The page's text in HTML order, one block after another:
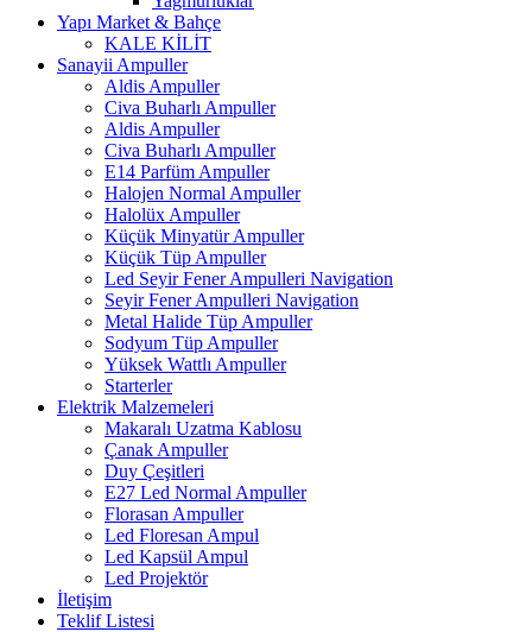
Yapı Market & Bahçe
KALE KİLİT
Sanayii Ampuller
Aldis Ampuller
Civa Buharlı Ampuller
Aldis Ampuller
Civa Buharlı Ampuller
E14 Parfüm Ampuller
Halojen Normal Ampuller
Halolüx Ampuller
Küçük Minyatür Ampuller
Küçük Tüp Ampuller
Led Seyir Fener Ampulleri Navigation
Seyir Fener Ampulleri Navigation
Metal Halide Tüp Ampuller
Sodyum Tüp Ampuller
Yüksek Wattlı Ampuller
Starterler
Elektrik Malzemeleri
Makaralı Uzatma Kablosu
Çanak Ampuller
Duy Çeşitleri
E27 Led Normal Ampuller
Florasan Ampuller
Led Floresan Ampul
Led Kapsül Ampul
Led Projektör
İletişim
Teklif Listesi